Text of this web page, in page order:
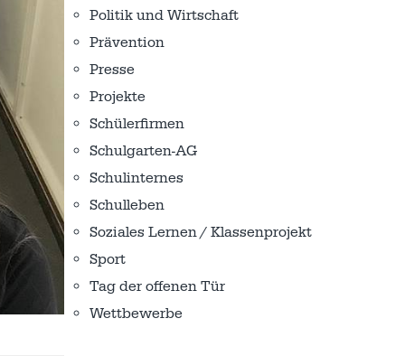
Politik und Wirtschaft
Prävention
Presse
Projekte
Schülerfirmen
Schulgarten-AG
Schulinternes
Schulleben
Soziales Lernen / Klassenprojekt
Sport
Tag der offenen Tür
Wettbewerbe